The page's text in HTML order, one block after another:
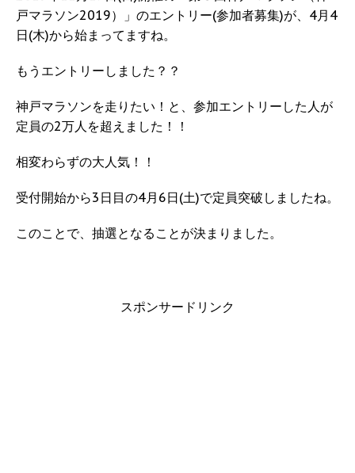
戸マラソン2019）」のエントリー(参加者募集)が、4月4
日(木)から始まってますね。
もうエントリーしました？？
神戸マラソンを走りたい！と、参加エントリーした人が
定員の2万人を超えました！！
相変わらずの大人気！！
受付開始から3日目の4月6日(土)で定員突破しましたね。
このことで、抽選となることが決まりました。
スポンサードリンク